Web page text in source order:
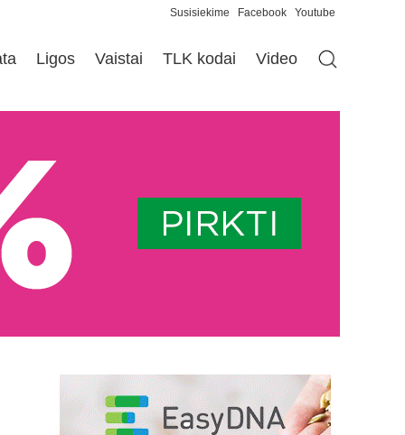
Susisiekime Facebook Youtube
Ligos Vaistai TLK kodai Video